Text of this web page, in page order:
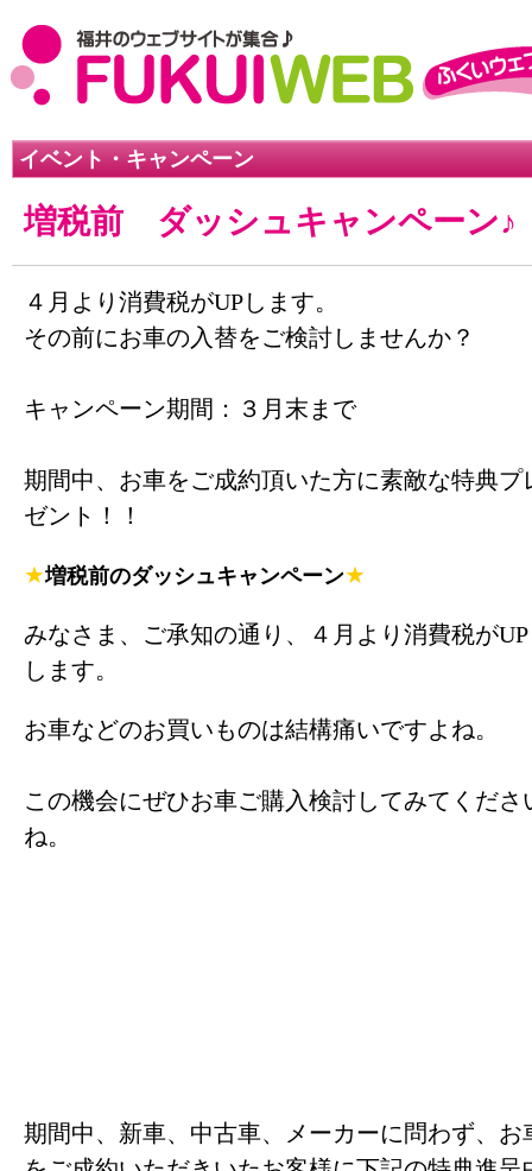
イベント・キャンペーン
増税前 ダッシュキャンペーン♪
４月より消費税がUPします。
その前にお車の入替をご検討しませんか？
キャンペーン期間：３月末まで
期間中、お車をご成約頂いた方に素敵な特典プ
ゼント！！
★増税前のダッシュキャンペーン★
みなさま、ご承知の通り、４月より消費税がUP
します。
お車などのお買いものは結構痛いですよね。
この機会にぜひお車ご購入検討してみてくださ
ね。
期間中、新車、中古車、メーカーに問わず、お